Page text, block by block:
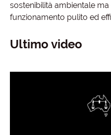
sostenibilità ambientale
funzionamento pulito ed
Ultimo video